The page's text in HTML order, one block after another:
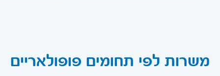
משרות לפי תחומים פופולאריים